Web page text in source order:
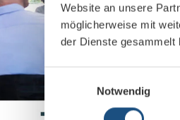
Website an unsere
möglicherweise mit
der Dienste gesammelt
Einwilligungsauswahl
Notwendig